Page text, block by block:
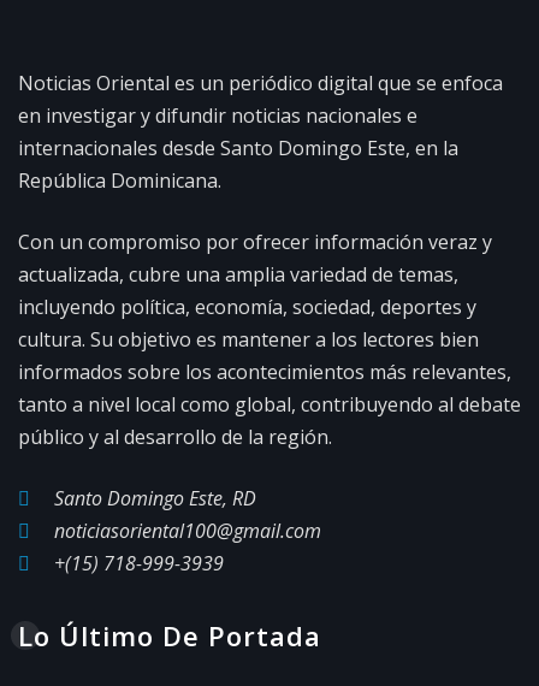
Noticias Oriental es un periódico digital que se enfoca
en investigar y difundir noticias nacionales e
internacionales desde Santo Domingo Este, en la
República Dominicana.
Con un compromiso por ofrecer información veraz y
actualizada, cubre una amplia variedad de temas,
incluyendo política, economía, sociedad, deportes y
cultura. Su objetivo es mantener a los lectores bien
informados sobre los acontecimientos más relevantes,
tanto a nivel local como global, contribuyendo al debate
público y al desarrollo de la región.
Santo Domingo Este, RD
noticiasoriental100@gmail.com
+(15) 718-999-3939
Lo Último De Portada